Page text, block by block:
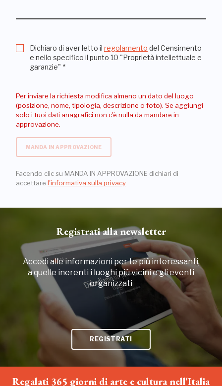
Dichiaro di aver letto il regolamento del Censimento
e nello specifico il punto 10 "Proprietà intellettuale e
garanzie" *
Per inviare la richiesta modifica almeno un dato del luogo
(posizione, nome, tipologia, descrizione o foto). Se aggiungi
solo i tuoi dati anagrafici non c'è nulla da mandare in
approvazione.
MANDA IN APPROVAZIONE
Facendo clic su MANDA IN APPROVAZIONE dichiari di
accettare l'informativa sulla privacy
Registrati alla newsletter
Accedi alle informazioni per te più interessanti,
a quelle inerenti i luoghi più vicini e gli eventi
organizzati
REGISTRATI
Regalati 365 giorni di arte e cultura nell'Italia